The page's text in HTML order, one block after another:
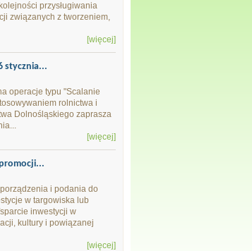
przysługiwania
związanych z tworzeniem,
[więcej]
stycznia...
operacje typu "Scalanie
rolnictwa i
Dolnośląskiego zaprasza
[więcej]
i podania do
w targowiska lub
inwestycji w
kultury i powiązanej
[więcej]